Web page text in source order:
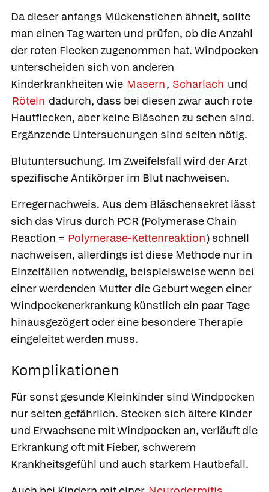
Da dieser anfangs Mückenstichen ähnelt, sollte
man einen Tag warten und prüfen, ob die Anzahl
der roten Flecken zugenommen hat. Windpocken
unterscheiden sich von anderen
Kinderkrankheiten wie Masern, Scharlach und
Röteln dadurch, dass bei diesen zwar auch rote
Hautflecken, aber keine Bläschen zu sehen sind.
Ergänzende Untersuchungen sind selten nötig.
Blutuntersuchung. Im Zweifelsfall wird der Arzt
spezifische Antikörper im Blut nachweisen.
Erregernachweis. Aus dem Bläschensekret lässt
sich das Virus durch PCR (Polymerase Chain
Reaction = Polymerase-Kettenreaktion) schnell
nachweisen, allerdings ist diese Methode nur in
Einzelfällen notwendig, beispielsweise wenn bei
einer werdenden Mutter die Geburt wegen einer
Windpockenerkrankung künstlich ein paar Tage
hinausgezögert oder eine besondere Therapie
eingeleitet werden muss.
Komplikationen
Für sonst gesunde Kleinkinder sind Windpocken
nur selten gefährlich. Stecken sich ältere Kinder
und Erwachsene mit Windpocken an, verläuft die
Erkrankung oft mit Fieber, schwerem
Krankheitsgefühl und auch starkem Hautbefall.